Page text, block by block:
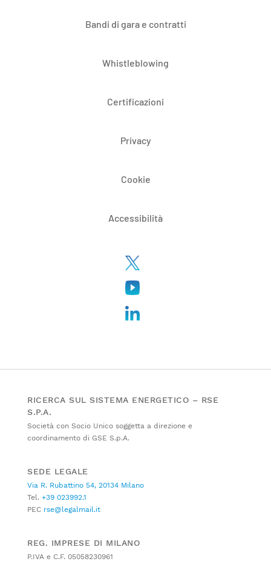
Bandi di gara e contratti
Whistleblowing
Certificazioni
Privacy
Cookie
Accessibilità
RICERCA SUL SISTEMA ENERGETICO – RSE
S.P.A.
Società con Socio Unico soggetta a direzione e
coordinamento di GSE S.p.A.
SEDE LEGALE
Via R. Rubattino 54, 20134 Milano
Tel. +39 023992.1
PEC rse@legalmail.it
REG. IMPRESE DI MILANO
P.IVA e C.F. 05058230961